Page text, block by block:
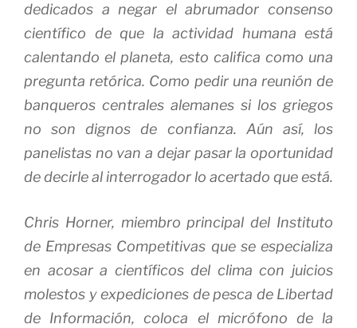
dedicados a negar el abrumador consenso
científico de que la actividad humana está
calentando el planeta, esto califica como una
pregunta retórica. Como pedir una reunión de
banqueros centrales alemanes si los griegos
no son dignos de confianza.
Aún así, los
panelistas no van a dejar pasar la oportunidad
de decirle al interrogador lo acertado que está.
Chris Horner, miembro principal del Instituto
de Empresas Competitivas que se especializa
en acosar a científicos del clima con juicios
molestos y expediciones de pesca de Libertad
de Información, coloca el micrófono de la